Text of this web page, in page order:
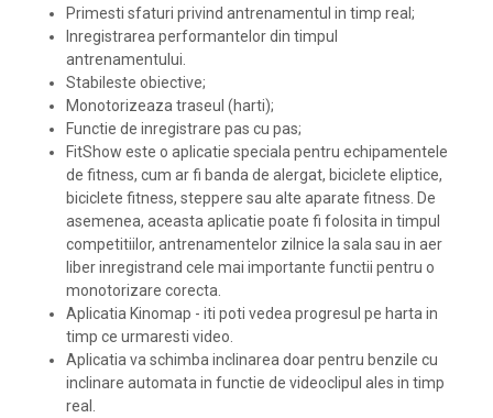
Primesti sfaturi privind antrenamentul in timp real;
Inregistrarea performantelor din timpul
antrenamentului.
Stabileste obiective;
Monotorizeaza traseul (harti);
Functie de inregistrare pas cu pas;
FitShow este o aplicatie speciala pentru echipamentele
de fitness, cum ar fi banda de alergat, biciclete eliptice,
biciclete fitness, steppere sau alte aparate fitness. De
asemenea, aceasta aplicatie poate fi folosita in timpul
competitiilor, antrenamentelor zilnice la sala sau in aer
liber inregistrand cele mai importante functii pentru o
monotorizare corecta.
Aplicatia Kinomap - iti poti vedea progresul pe harta in
timp ce urmaresti video.
Aplicatia va schimba inclinarea doar pentru benzile cu
inclinare automata in functie de videoclipul ales in timp
real.